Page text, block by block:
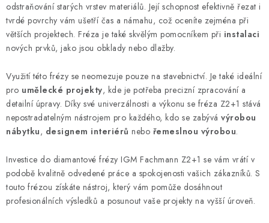
odstraňování starých vrstev materiálů. Její schopnost efektivně řezat i
tvrdé povrchy vám ušetří čas a námahu, což oceníte zejména při
větších projektech. Fréza je také skvělým pomocníkem při instalaci
nových prvků, jako jsou obklady nebo dlažby.
Využití této frézy se neomezuje pouze na stavebnictví. Je také ideální
pro umělecké projekty, kde je potřeba precizní zpracování a
detailní úpravy. Díky své univerzálnosti a výkonu se fréza Z2+1 stává
nepostradatelným nástrojem pro každého, kdo se zabývá výrobou
nábytku, designem interiérů nebo řemeslnou výrobou.
Investice do diamantové frézy IGM Fachmann Z2+1 se vám vrátí v
podobě kvalitně odvedené práce a spokojenosti vašich zákazníků. S
touto frézou získáte nástroj, který vám pomůže dosáhnout
profesionálních výsledků a posunout vaše projekty na vyšší úroveň.